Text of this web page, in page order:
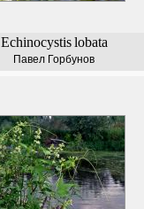
Echinocystis lobata
Павел Горбунов